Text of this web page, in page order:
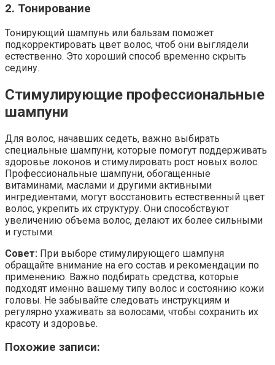
2. Тонирование
Тонирующий шампунь или бальзам поможет
подкорректировать цвет волос, чтоб они выглядели
естественно. Это хороший способ временно скрыть
седину.
Стимулирующие профессиональные
шампуни
Для волос, начавших седеть, важно выбирать
специальные шампуни, которые помогут поддерживать
здоровье локонов и стимулировать рост новых волос.
Профессиональные шампуни, обогащенные
витаминами, маслами и другими активными
ингредиентами, могут восстановить естественный цвет
волос, укрепить их структуру. Они способствуют
увеличению объема волос, делают их более сильными
и густыми.
Совет: При выборе стимулирующего шампуня
обращайте внимание на его состав и рекомендации по
применению. Важно подбирать средства, которые
подходят именно вашему типу волос и состоянию кожи
головы. Не забывайте следовать инструкциям и
регулярно ухаживать за волосами, чтобы сохранить их
красоту и здоровье.
Похожие записи: